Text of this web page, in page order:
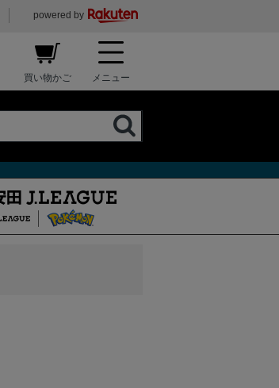
powered by
買い物かご メニュー